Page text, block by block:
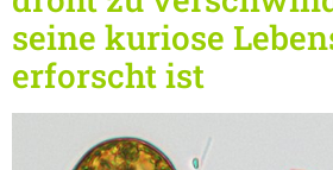
seine kuriose
erforscht ist